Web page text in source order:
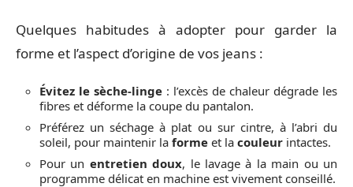
Quelques habitudes à adopter pour garder la
forme et l’aspect d’origine de vos jeans :
Évitez le sèche-linge : l’excès de chaleur dégrade les
fibres et déforme la coupe du pantalon.
Préférez un séchage à plat ou sur cintre, à l’abri du
soleil, pour maintenir la forme et la couleur intactes.
Pour un entretien doux, le lavage à la main ou un
programme délicat en machine est vivement conseillé.